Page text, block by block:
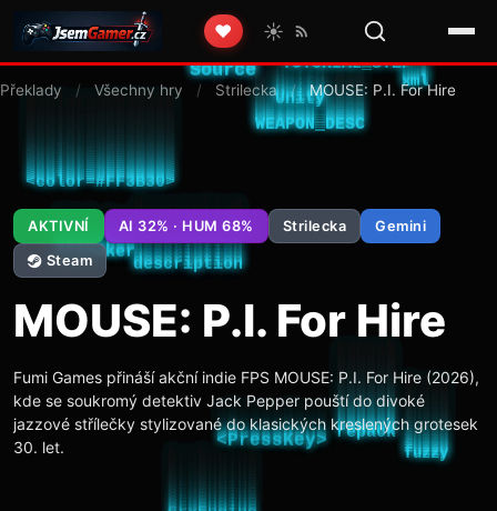
❤️ ☀️
Překlady / Všechny hry / Strilecka / MOUSE: P.I. For Hire
AKTIVNÍ AI 32% · HUM 68% Strilecka Gemini
Steam
MOUSE: P.I. For Hire
Fumi Games přináší akční indie FPS MOUSE: P.I. For Hire (2026),
kde se soukromý detektiv Jack Pepper pouští do divoké
jazzové střílečky stylizované do klasických kreslených grotesek
30. let.